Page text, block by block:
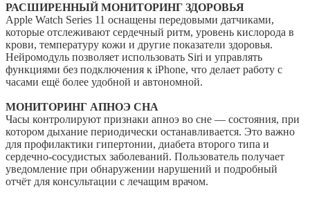
РАСШИРЕННЫЙ МОНИТОРИНГ ЗДОРОВЬЯ
Apple Watch Series 11 оснащены передовыми датчиками,
которые отслеживают сердечный ритм, уровень кислорода в
крови, температуру кожи и другие показатели здоровья.
Нейромодуль позволяет использовать Siri и управлять
функциями без подключения к iPhone, что делает работу с
часами ещё более удобной и автономной.
МОНИТОРИНГ АПНОЭ СНА
Часы контролируют признаки апноэ во сне — состояния, при
котором дыхание периодически останавливается. Это важно
для профилактики гипертонии, диабета второго типа и
сердечно-сосудистых заболеваний. Пользователь получает
уведомление при обнаружении нарушений и подробный
отчёт для консультации с лечащим врачом.